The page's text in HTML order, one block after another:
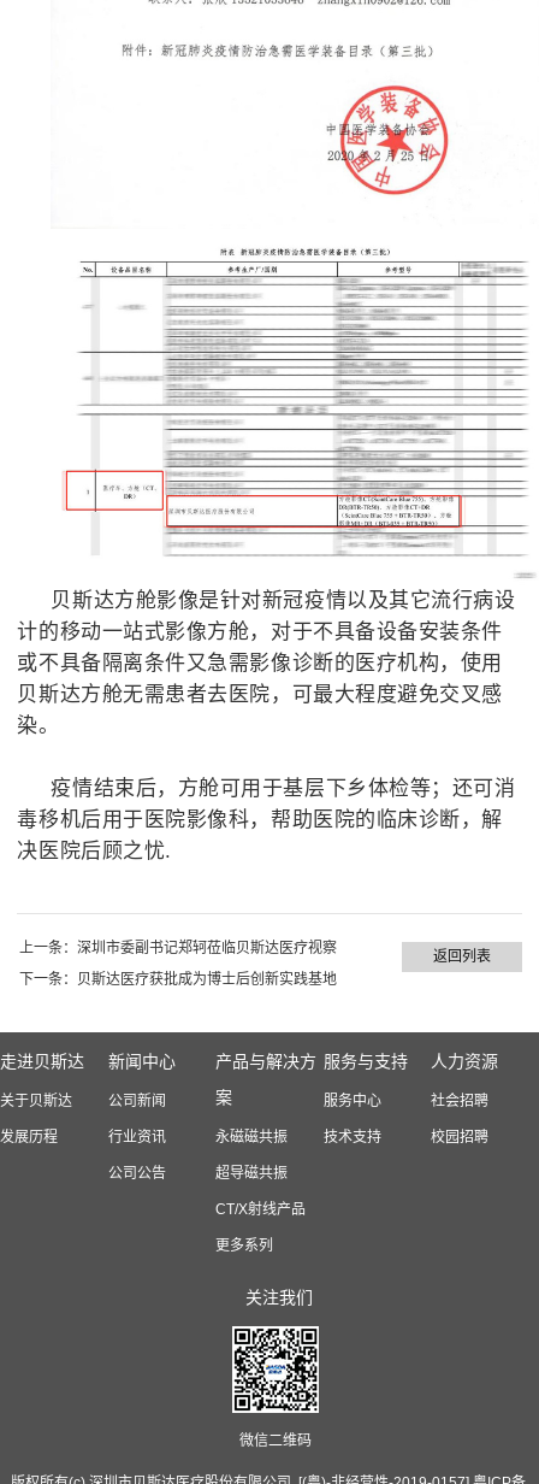
贝斯达方舱影像是针对新冠疫情以及其它流行病设
计的移动一站式影像方舱，对于不具备设备安装条件
或不具备隔离条件又急需影像诊断的医疗机构，使用
贝斯达方舱无需患者去医院，可最大程度避免交叉感
染。
疫情结束后，方舱可用于基层下乡体检等；还可消
毒移机后用于医院影像科，帮助医院的临床诊断，解
决医院后顾之忧.
上一条：深圳市委副书记郑轲莅临贝斯达医疗视察
下一条：
贝斯达医疗获批成为博士后创新实践基地
返回列表
走进贝斯达
关于贝斯达
发展历程
新闻中心
公司新闻
行业资讯
公司公告
产品与解决方
案
永磁磁共振
超导磁共振
CT/X射线产品
更多系列
服务与支持
服务中心
技术支持
人力资源
社会招聘
校园招聘
关注我们
微信二维码